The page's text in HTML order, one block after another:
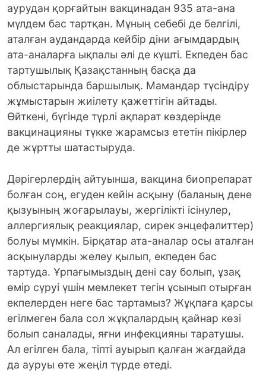
аурудан қорғайтын вакцинадан 935 ата-ана
мүлдем бас тартқан. Мұның себебі де белгілі,
аталған аудандарда кейбір діни ағымдардың
ата-аналарға ықпалы әлі де күшті. Екпеден бас
тартушылық Қазақстанның басқа да
облыстарында баршылық. Мамандар түсіндіру
жұмыстарын жиілету қажеттігін айтады.
Өйткені, бүгінде түрлі ақпарат көздерінде
вакцинацияны түкке жарамсыз ететін пікірлер
де жұртты шатастыруда.
Дәрігерлердің айтуынша, вакцина биопрепарат
болған соң, егуден кейін асқыну (баланың дене
қызуының жоғарылауы, жергілікті ісінулер,
аллергиялық реакциялар, сирек энцефалиттер)
болуы мүмкін. Бірқатар ата-аналар осы аталған
асқынуларды желеу қылып, екпеден бас
тартуда. Ұрпағымыздың дені сау болып, ұзақ
өмір сүруі үшін мемлекет тегін ұсынып отырған
екпелерден неге бас тартамыз? Жұқпаға қарсы
егілмеген бала сол жұқпалардың қайнар көзі
болып саналады, яғни инфекцияны таратушы.
Ал егілген бала, тіпті ауырып қалған жағдайда
да ауруы өте жеңіл түрде өтеді.